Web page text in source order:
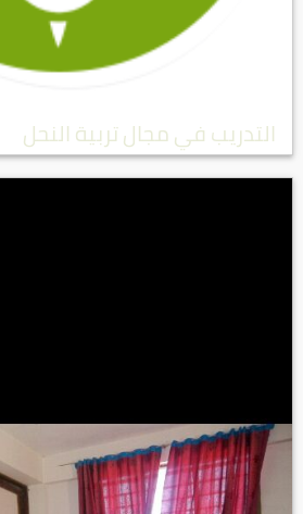
التدريب في مجال تربية النحل